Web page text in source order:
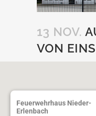
13 NOV.
VON
Feuerwehrhaus Nieder-
Erlenbach